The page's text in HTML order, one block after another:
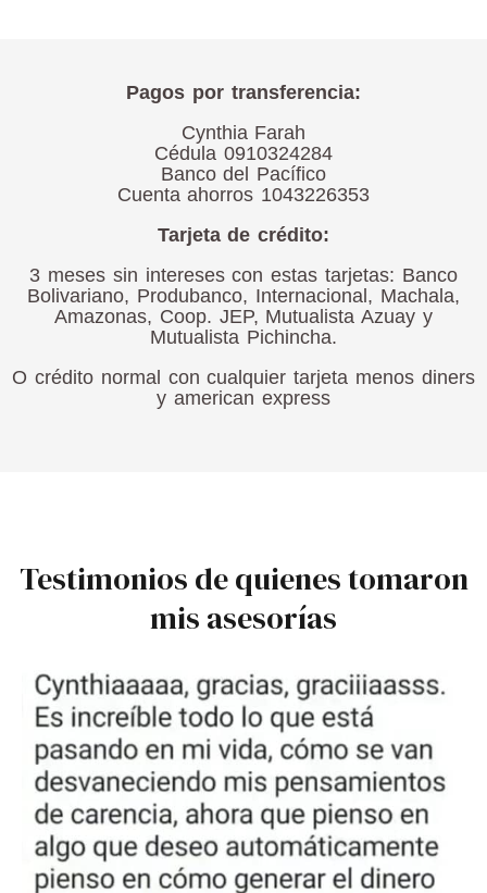
Pagos por transferencia:
Cynthia Farah
Cédula 0910324284
Banco del Pacífico
Cuenta ahorros 1043226353
Tarjeta de crédito:
3 meses sin intereses con estas tarjetas: Banco
Bolivariano, Produbanco, Internacional, Machala,
Amazonas, Coop. JEP, Mutualista Azuay y
Mutualista Pichincha.
O crédito normal con cualquier tarjeta menos diners
y american express
Testimonios de quienes tomaron
mis asesorías